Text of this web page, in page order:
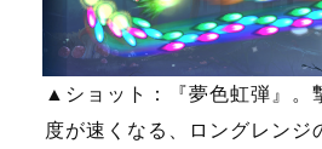
▲ショット：『夢色虹弾』。
度が速くなる、ロングレンジ